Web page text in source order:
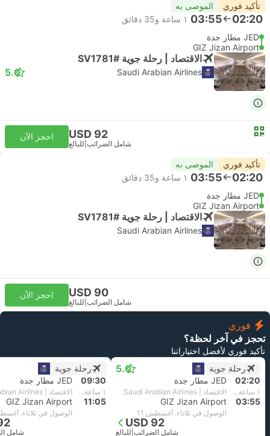
تأكيد فوري الموصى به
02:20
03:55 ١ ساعة و‫35 دقائق
JED مطار جدة
GIZ Jizan Airport
الاقتصاد | رحلة جوية #SV1781
Saudi Arabian Airlines
5.0
USD 92
شامل الضرائب للبالغ
احجز الآن
تأكيد فوري الموصى به
02:20
03:55 ١ ساعة و‫35 دقائق
JED مطار جدة
GIZ Jizan Airport
الاقتصاد | رحلة جوية #SV1781
Saudi Arabian Airlines
USD 90
شامل الضرائب للبالغ
احجز الآن
فوري
تحجز في آخر لحظة؟
تأكيد فوري لأفضل اختياراتنا
رحلة جوية
5.0
02:20 JED مطار جدة
١ ساعة و‫35 دقائق الاقتصاد | Saudi Arabian Airlines
03:55
GIZ Jizan Airport
الوصول في ثلاثاء, أغسطس 11
USD 92
شامل الضرائب للبالغ
رحلة جوية
09:30
JED مطار جدة
١ ساعة و‫35 دقائق الاقتصاد | Saudi Arabian Airlines
11:05
GIZ Jizan Airport
الوصول في ثلاثاء,
شامل